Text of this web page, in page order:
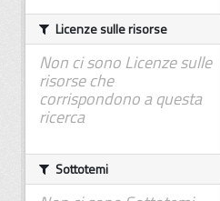
Licenze sulle risorse
Non ci sono Licenze sulle
risorse che
corrispondono a questa
ricerca
Sottotemi